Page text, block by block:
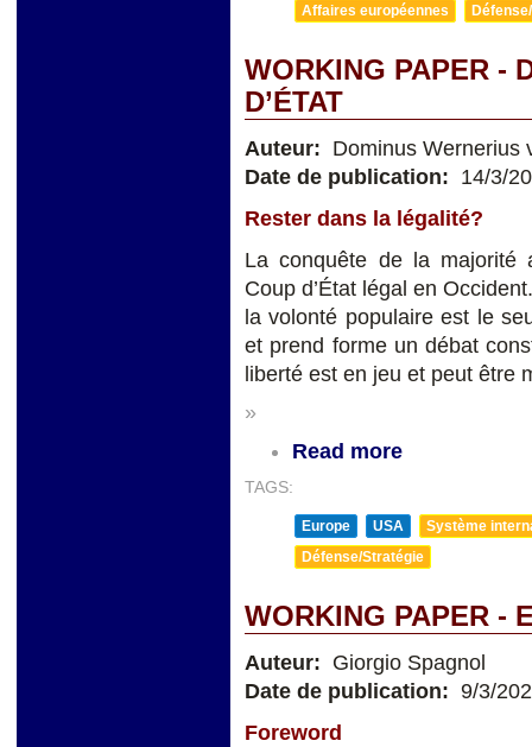
Affaires européennes
WORKING PAPER -
D’ÉTAT
Auteur: Dominus Wernerius
Date de publication: 14/3/
Rester dans la légalité?
La conquête de la majorité
Coup d’État légal en
la volonté populaire est le
et prend forme un débat
liberté est en jeu et peut être
»
Read more
TAGS:
Europe USA
Système
Défense/Stratégie
WORKING PAPER -
Auteur: Giorgio Spagnol
Date de publication: 9/3/
Foreword